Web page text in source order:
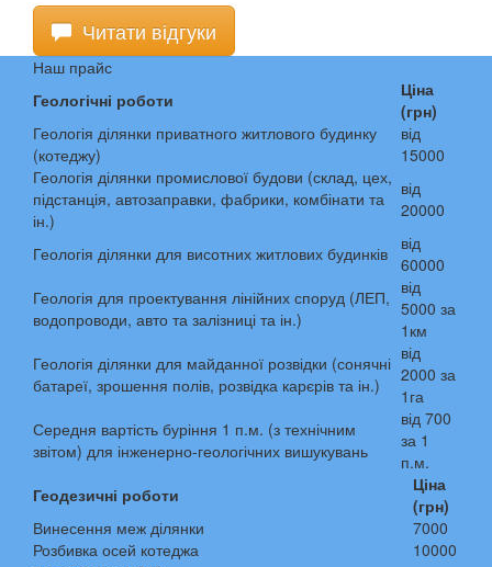
Читати відгуки
Наш прайс
Геологічні роботи
Ціна
(грн)
Геологія ділянки приватного житлового будинку
(котеджу)
від
15000
Геологія ділянки промислової будови (склад, цех,
підстанція, автозаправки, фабрики, комбінати та
ін.)
від
20000
Геологія ділянки для висотних житлових будинків
від
60000
Геологія для проектування лінійних споруд (ЛЕП,
водопроводи, авто та залізниці та ін.)
від
5000 за
1км
Геологія ділянки для майданної розвідки (сонячні
батареї, зрошення полів, розвідка карєрів та ін.)
від
2000 за
1га
Середня вартість буріння 1 п.м. (з технічним
звітом) для інженерно-геологічних вишукувань
від 700
за 1
п.м.
Геодезичні роботи
Ціна
(грн)
Винесення меж ділянки
7000
Розбивка осей котеджа
10000